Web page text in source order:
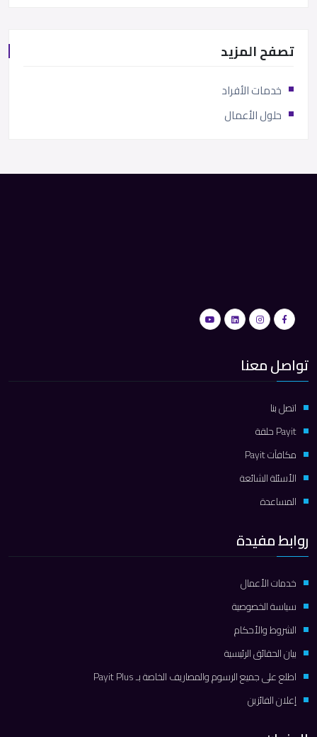
تصفح المزيد
خدمات الأفراد
حلول الأعمال
تواصل معنا
اتصل بنا
Payit حلقة
مكافآت Payit
الأسئلة الشائعة
المساعدة
روابط مفيدة
خدمات الأعمال
سياسة الخصوصية
الشروط والأحكام
بيان الحقائق الرئيسية
اطلع على جميع الرسوم والمصاريف الخاصة بـ Payit Plus
إعلان الفائزين